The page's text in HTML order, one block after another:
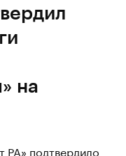
на
РА» подтвердило